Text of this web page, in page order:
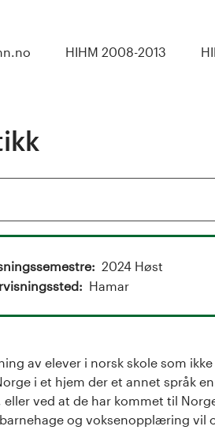
HIHM 2008-2013
2024 Høst
Hamar
av elever i norsk skole som ikke
i et hjem der et annet språk
ved at de har kommet til
og voksenopplæring vil